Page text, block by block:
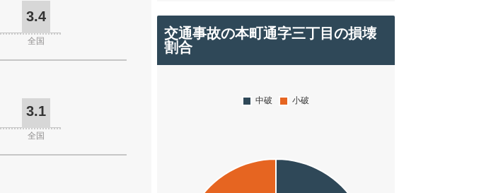
3.4
全国
3.1
全国
交通事故の本町通字三丁目の損壊
割合